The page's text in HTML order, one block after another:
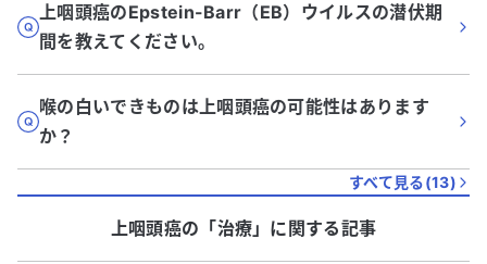
上咽頭癌のEpstein-Barr（EB）ウイルスの潜伏期
間を教えてください。
喉の白いできものは上咽頭癌の可能性はあります
か？
すべて見る(13)
上咽頭癌の「治療」に関する記事